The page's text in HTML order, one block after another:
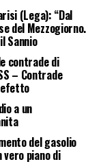
(Lega): “Dal
del Mezzogiorno.
Sannio
contrade di
– Contrade
a un
del gasolio
vero piano di